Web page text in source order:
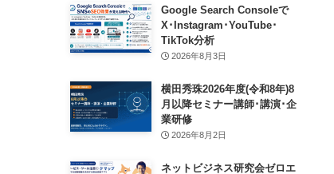
Google Search Consoleで
X･Instagram･YouTube･
TikTok分析
2026年8月3日
横田秀珠2026年度(令和8年)8
月以降セミナー講師･講演･企
業研修
2026年8月2日
ネットビジネス研究会ゼロエ